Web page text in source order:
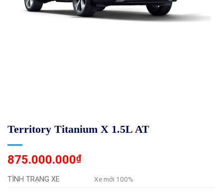
Territory Titanium X 1.5L AT
875.000.000₫
TÌNH TRẠNG XE Xe mới 100%